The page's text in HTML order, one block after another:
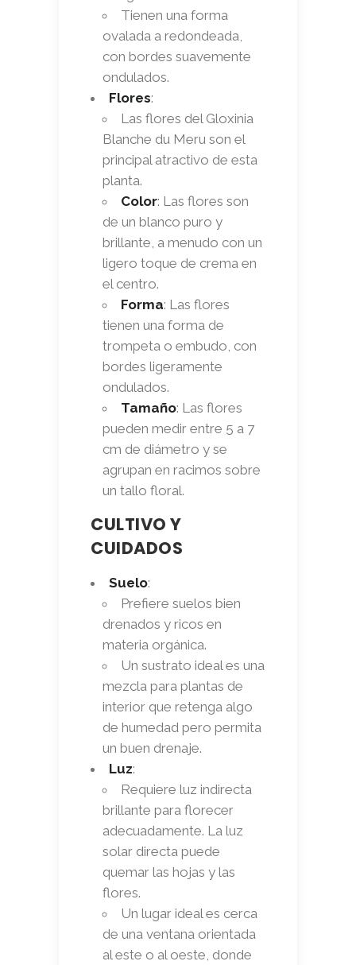
Tienen una forma
ovalada a redondeada,
con bordes suavemente
ondulados.
Flores:
Las flores del Gloxinia
Blanche du Meru son el
principal atractivo de esta
planta.
Color: Las flores son
de un blanco puro y
brillante, a menudo con un
ligero toque de crema en
el centro.
Forma: Las flores
tienen una forma de
trompeta o embudo, con
bordes ligeramente
ondulados.
Tamaño: Las flores
pueden medir entre 5 a 7
cm de diámetro y se
agrupan en racimos sobre
un tallo floral.
CULTIVO Y
CUIDADOS
Suelo:
Prefiere suelos bien
drenados y ricos en
materia orgánica.
Un sustrato ideal es una
mezcla para plantas de
interior que retenga algo
de humedad pero permita
un buen drenaje.
Luz:
Requiere luz indirecta
brillante para florecer
adecuadamente. La luz
solar directa puede
quemar las hojas y las
flores.
Un lugar ideal es cerca
de una ventana orientada
al este o al oeste, donde